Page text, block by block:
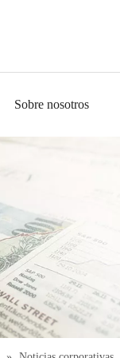
Sobre nosotros